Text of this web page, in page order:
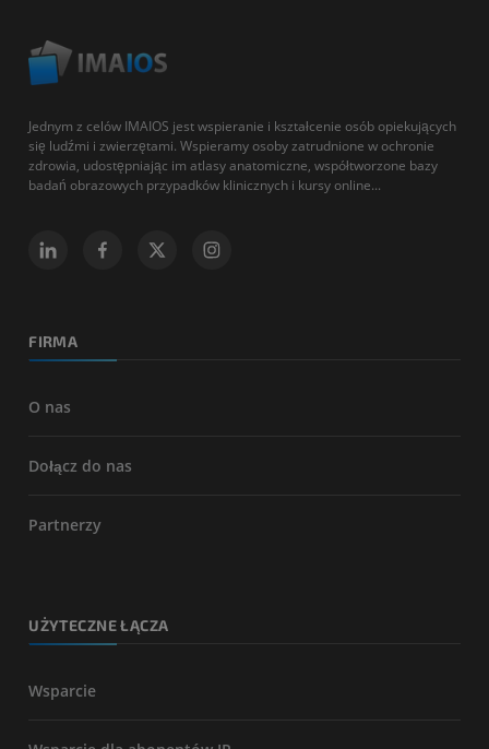
Jednym z celów IMAIOS jest wspieranie i kształcenie osób opiekujących
się ludźmi i zwierzętami. Wspieramy osoby zatrudnione w ochronie
zdrowia, udostępniając im atlasy anatomiczne, współtworzone bazy
badań obrazowych przypadków klinicznych i kursy online...
FIRMA
O nas
Dołącz do nas
Partnerzy
UŻYTECZNE ŁĄCZA
Wsparcie